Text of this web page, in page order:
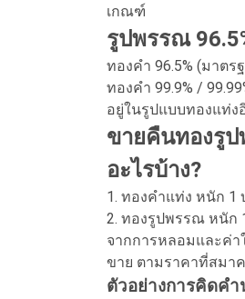
เกณฑ์
รูปพรรณ
ทองคำ 96.5% (มาต
ทองคำ 99.9% /
อยู่ในรูปแบบทองแท่ง
ขายคืนทองรู
อะไรบ้าง?
1. ทองคำแท่ง หนัก 1
2. ทองรูปพรรณ หนัก
จากการหลอมและค่า
ขาย ตามราคาที่สมา
ตัวอย่างการคิดค